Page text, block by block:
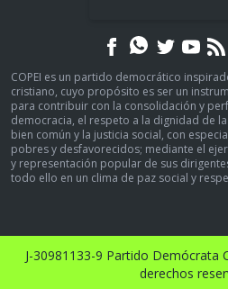
COPEI es un partido democrático
cristiano, cuyo propósito es ser un
para contribuir con la consolidación y
democracia, el respeto a la dignidad de
bien común y la justicia social, con
pobres y desfavorecidos; mediante el
y representación popular de sus
todo ello en un clima de paz social y
J-30981133-9 Partido Demócrata
derechos